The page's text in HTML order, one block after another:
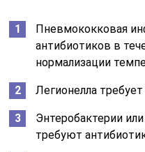
Пневмококковая
антибиотиков в
нормализации
Легионелла
Энтеробактерии
требуют